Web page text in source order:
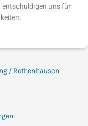
entschuldigen uns für
/ Rothenhausen